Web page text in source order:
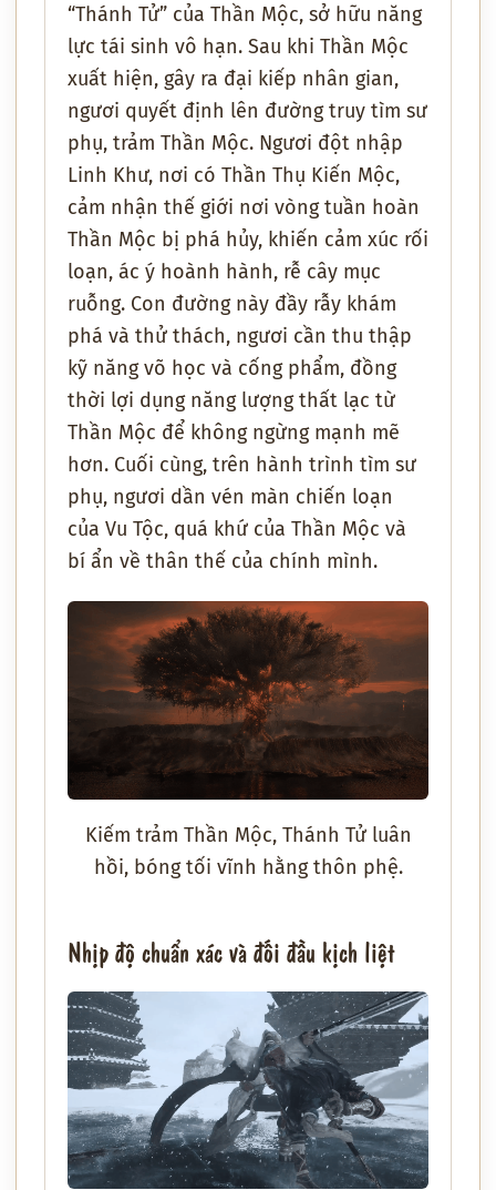
“Thánh Tử” của Thần Mộc, sở hữu năng
lực tái sinh vô hạn. Sau khi Thần Mộc
xuất hiện, gây ra đại kiếp nhân gian,
ngươi quyết định lên đường truy tìm sư
phụ, trảm Thần Mộc. Ngươi đột nhập
Linh Khư, nơi có Thần Thụ Kiến Mộc,
cảm nhận thế giới nơi vòng tuần hoàn
Thần Mộc bị phá hủy, khiến cảm xúc rối
loạn, ác ý hoành hành, rễ cây mục
ruỗng. Con đường này đầy rẫy khám
phá và thử thách, ngươi cần thu thập
kỹ năng võ học và cống phẩm, đồng
thời lợi dụng năng lượng thất lạc từ
Thần Mộc để không ngừng mạnh mẽ
hơn. Cuối cùng, trên hành trình tìm sư
phụ, ngươi dần vén màn chiến loạn
của Vu Tộc, quá khứ của Thần Mộc và
bí ẩn về thân thế của chính mình.
Kiếm trảm Thần Mộc, Thánh Tử luân
hồi, bóng tối vĩnh hằng thôn phệ.
Nhịp độ chuẩn xác và đối đầu kịch liệt